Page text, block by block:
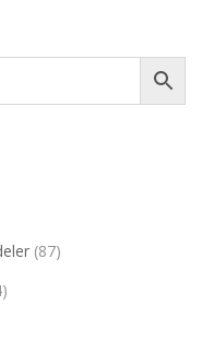
(87)